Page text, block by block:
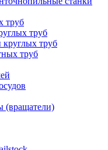
труб
труб
труб
труб
(вращатели)